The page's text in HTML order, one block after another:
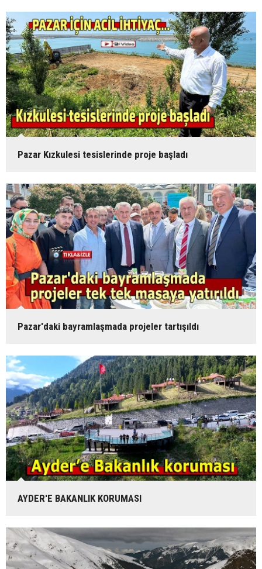
Pazar Kızkulesi tesislerinde proje başladı
Pazar'daki bayramlaşmada projeler tartışıldı
AYDER'E BAKANLIK KORUMASI